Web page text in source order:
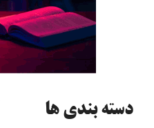
دسته‌ بندی ها